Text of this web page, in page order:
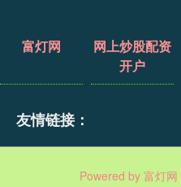
富灯网
网上炒股配资
开户
友情链接：
Powered by 富灯网